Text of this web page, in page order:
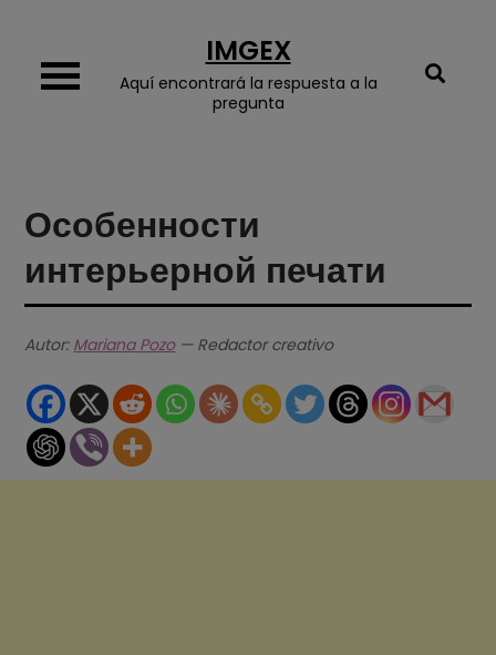
content
IMGEX
Aquí encontrará la respuesta a la
pregunta
Особенности
интерьерной печати
Autor: Mariana Pozo— Redactor creativo